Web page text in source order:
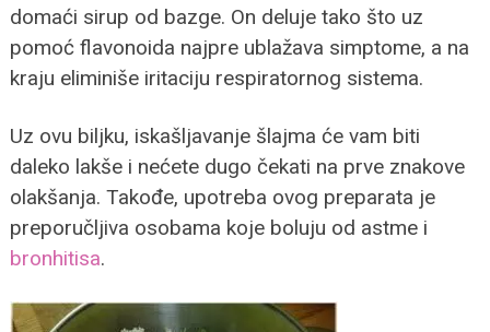
domaći sirup od bazge. On deluje tako što uz
pomoć flavonoida najpre ublažava simptome, a na
kraju eliminiše iritaciju respiratornog sistema.
Uz ovu biljku, iskašljavanje šlajma će vam biti
daleko lakše i nećete dugo čekati na prve znakove
olakšanja. Takođe, upotreba ovog preparata je
preporučljiva osobama koje boluju od astme i
bronhitisa.